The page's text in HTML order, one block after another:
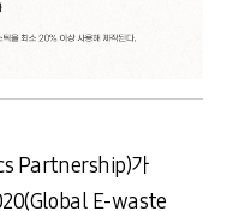
Partnership)가
E-waste